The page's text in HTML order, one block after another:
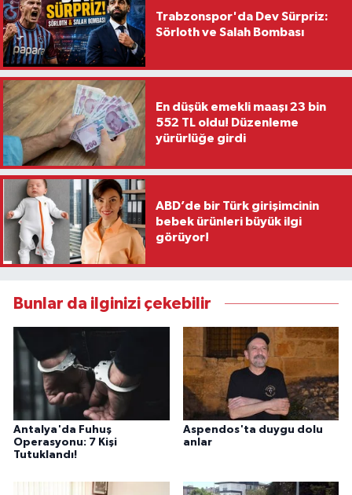
Trabzonspor'da Dev Sürpriz:
Sörloth ve Salah Bombası
En düşük emekli maaşı 23 bin
552 TL oldu! Düzenleme
yürürlüğe girdi
ABD’de bir Türk girişimcinin
bebek ürünleri büyük ilgi
görüyor!
Bunlar da ilginizi çekebilir
Antalya'da Fuhuş
Operasyonu: 7 Kişi
Tutuklandı!
Aspendos'ta duygu dolu
anlar